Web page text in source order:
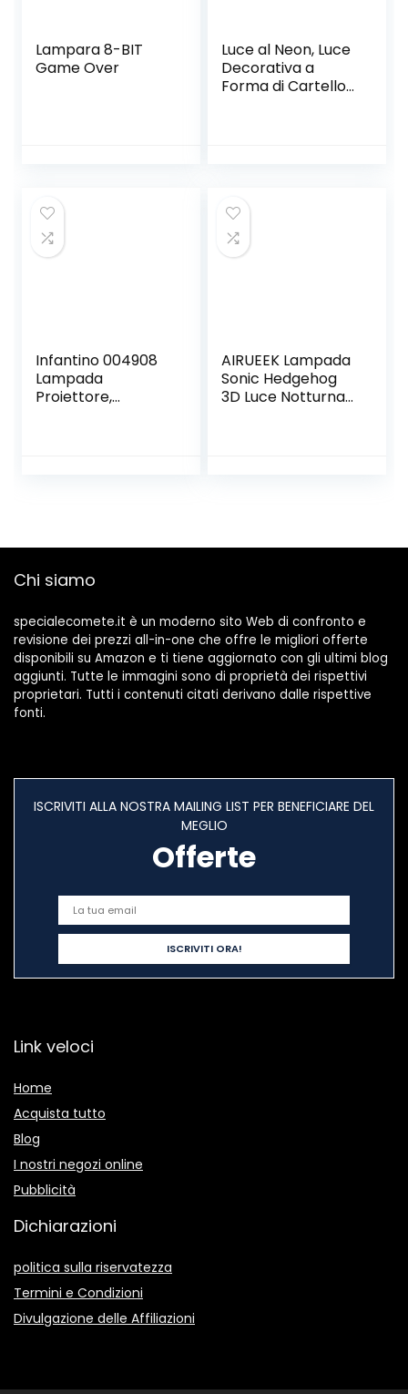
Lampara 8-BIT
Game Over
Luce al Neon, Luce
Decorativa a
Forma di Cartello
Soggiorno,
Decorazioni per
Feste di
Infantino 004908
Lampada
Proiettore,
AIRUEEK Lampada
Sonic Hedgehog
3D Luce Notturna
Creativi Anime
Chi siamo
specialecomete.it è un moderno sito Web di confronto e
revisione dei prezzi all-in-one che offre le migliori offerte
disponibili su Amazon e ti tiene aggiornato con gli ultimi blog
aggiunti. Tutte le immagini sono di proprietà dei rispettivi
proprietari. Tutti i contenuti citati derivano dalle rispettive
fonti.
ISCRIVITI ALLA NOSTRA MAILING LIST PER BENEFICIARE DEL
MEGLIO
Offerte
Link veloci
Home
Acquista tutto
Blog
I nostri negozi online
Pubblicità
Dichiarazioni
politica sulla riservatezza
Termini e Condizioni
Divulgazione delle Affiliazioni